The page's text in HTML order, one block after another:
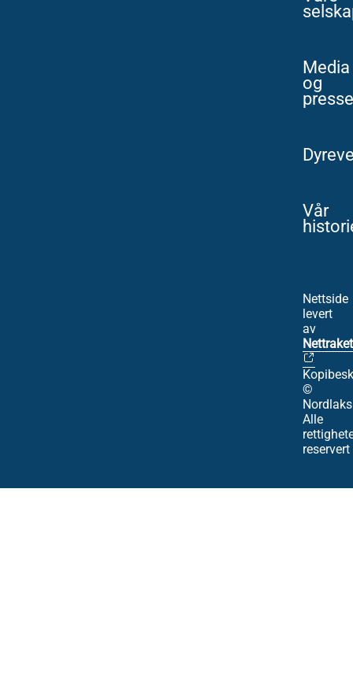
Media
og
presse
Vår
Nettside
levert
av
©
Alle
reservert